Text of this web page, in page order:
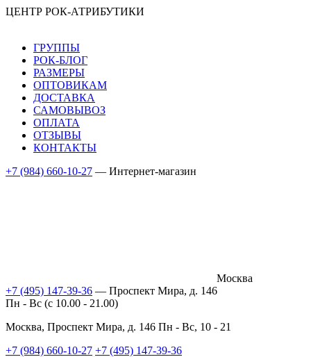
ЦЕНТР РОК-АТРИБУТИКИ
ГРУППЫ
РОК-БЛОГ
РАЗМЕРЫ
ОПТОВИКАМ
ДОСТАВКА
САМОВЫВОЗ
ОПЛАТА
ОТЗЫВЫ
КОНТАКТЫ
+7 (984) 660-10-27 — Интернет-магазин
Москва
+7 (495) 147-39-36 — Проспект Мира, д. 146
Пн - Вс (c 10.00 - 21.00)
Москва, Проспект Мира, д. 146 Пн - Вс, 10 - 21
+7 (984) 660-10-27 +7 (495) 147-39-36